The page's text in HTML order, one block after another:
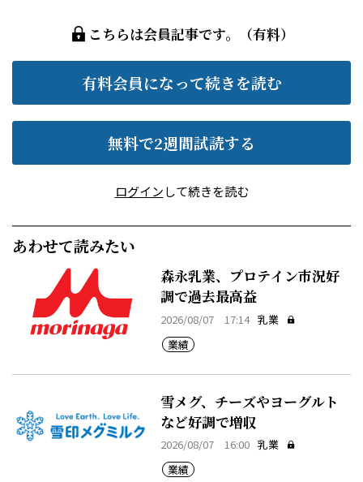
こちらは会員記事です。（有料）
有料会員になって続きを読む
無料で2週間試読する
ログインして続きを読む
あわせて読みたい
森永乳業、プロテイン市況好
調で過去最高益
2026/08/07 17:14 乳業
業績
雪メグ、チーズやヨーグルト
など好調で増収
2026/08/07 16:00 乳業
業績